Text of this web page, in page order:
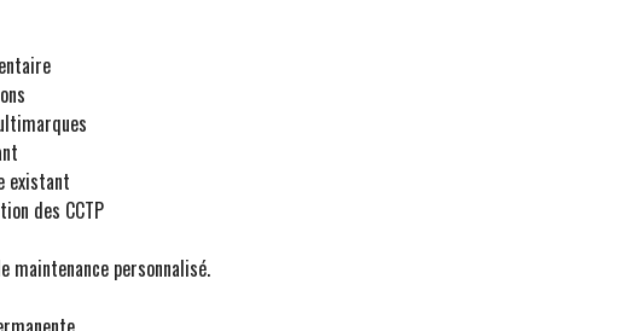
existant
des CCTP
maintenance personnalisé.